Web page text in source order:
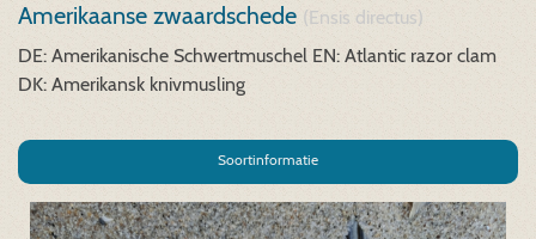
Amerikaanse zwaardschede (Ensis directus)
DE: Amerikanische Schwertmuschel EN: Atlantic razor clam
DK: Amerikansk knivmusling
Soortinformatie